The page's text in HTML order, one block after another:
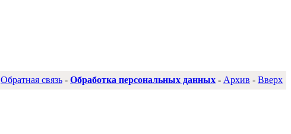
Обратная связь - Обработка персональных данных - Архив - Вверх